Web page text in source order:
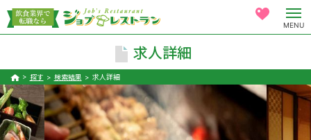
MENU
求人詳細
探す 検索結果 求人詳細